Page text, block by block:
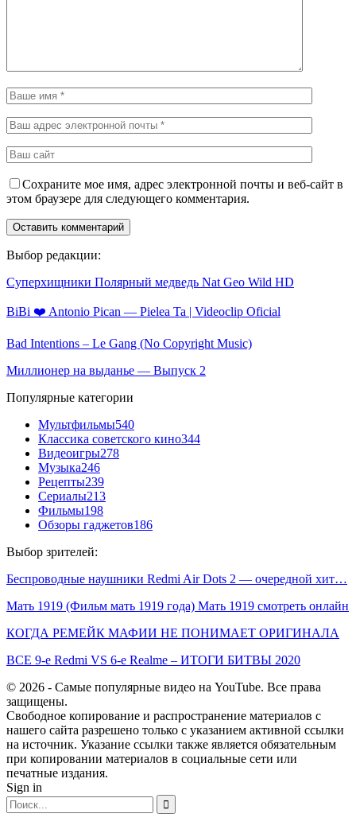
Сохраните мое имя, адрес электронной почты и веб-сайт в
этом браузере для следующего комментария.
Выбор редакции:
Суперхищники Полярный медведь Nat Geo Wild HD
BiBi ❤️ Antonio Pican — Pielea Ta | Videoclip Oficial
Bad Intentions – Le Gang (No Copyright Music)
Миллионер на выданье — Выпуск 2
Популярные категории
Мультфильмы540
Классика советского кино344
Видеоигры278
Музыка246
Рецепты239
Сериалы213
Фильмы198
Обзоры гаджетов186
Выбор зрителей:
Беспроводные наушники Redmi Air Dots 2 — очередной хит…
Мать 1919 (Фильм мать 1919 года) Мать 1919 смотреть онлайн
КОГДА РЕМЕЙК МАФИИ НЕ ПОНИМАЕТ ОРИГИНАЛА
ВСЕ 9-е Redmi VS 6-е Realme – ИТОГИ БИТВЫ 2020
© 2026 - Самые популярные видео на YouTube. Все права
защищены.
Свободное копирование и распространение материалов с
нашего сайта разрешено только с указанием активной ссылки
на источник. Указание ссылки также является обязательным
при копировании материалов в социальные сети или
печатные издания.
Sign in